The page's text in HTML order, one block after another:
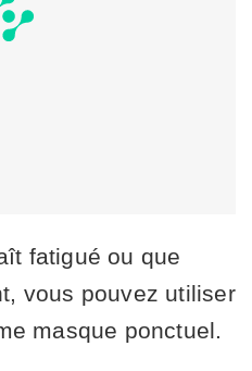
fatigué ou que
vous pouvez utiliser
masque ponctuel.